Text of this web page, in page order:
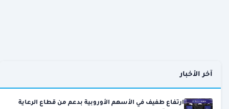
آخر الأخبار
ارتفاع طفيف في الأسهم الأوروبية بدعم من قطاع الرعاية